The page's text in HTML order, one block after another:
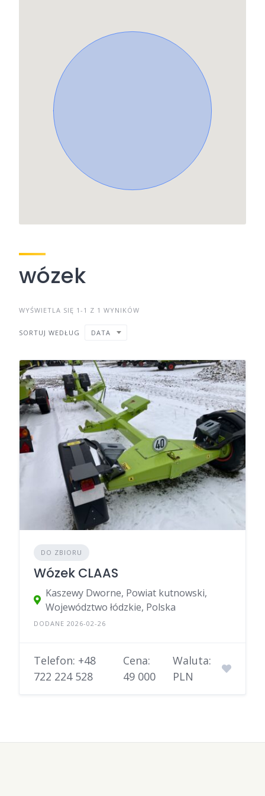
wózek
WYŚWIETLA SIĘ 1-1 Z 1 WYNIKÓW
SORTUJ WEDŁUG DATA
DO ZBIORU
Wózek CLAAS
Kaszewy Dworne, Powiat kutnowski,
Województwo łódzkie, Polska
DODANE 2026-02-26
Telefon: +48
722 224 528
Cena:
49 000
Waluta:
PLN